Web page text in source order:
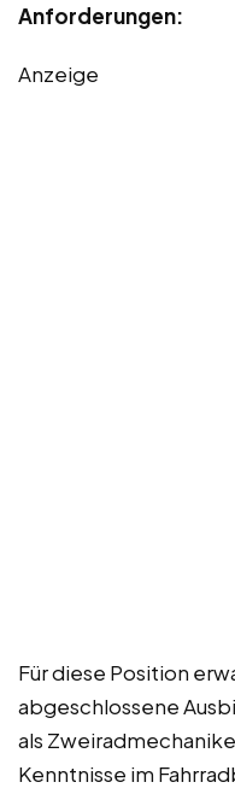
Anforderungen:
Anzeige
Für diese Position
abgeschlossene
als
Kenntnisse im